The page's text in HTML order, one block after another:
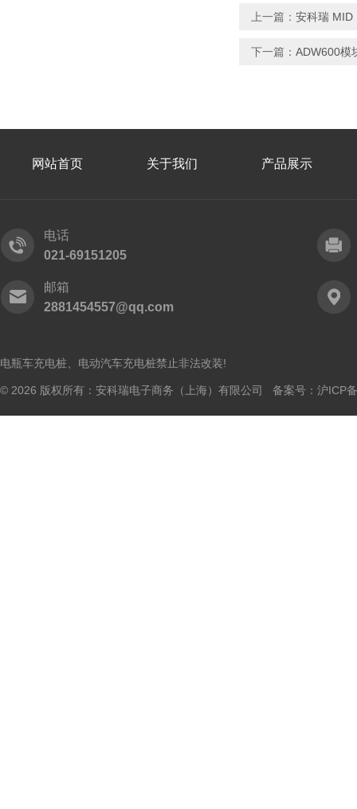
上一篇： 安科瑞 MID
下一篇： ADW600模
网站首页 关于我们 产品展示
电话
021-69151205
邮箱
2881454557@qq.com
电瓶车充电桩、电动汽车充电桩禁止非法改装!
© 2026 版权所有：安科瑞电子商务（上海）有限公司 备案号： 沪ICP